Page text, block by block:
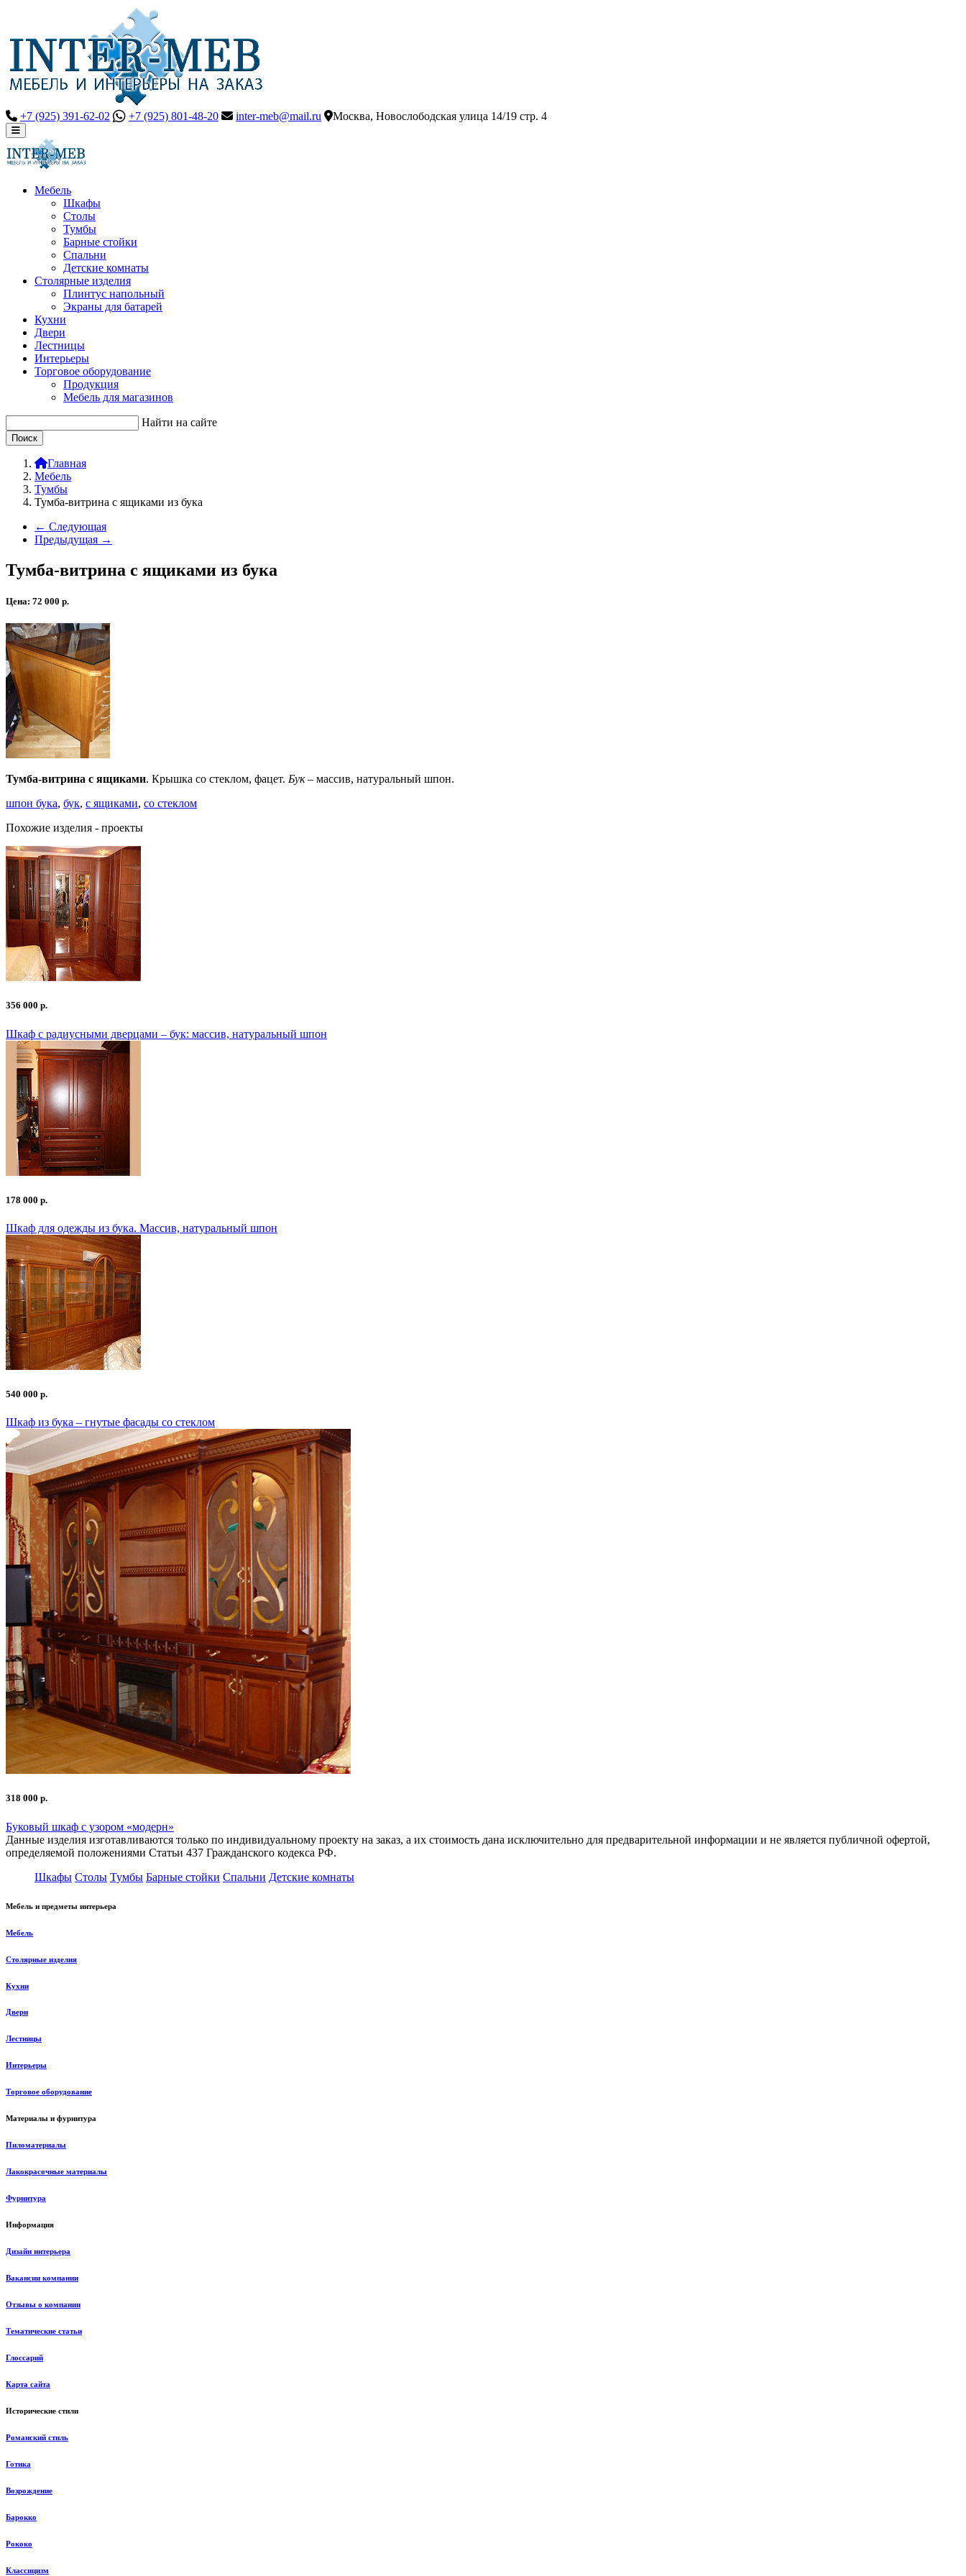
+7 (925) 391-62-02 +7 (925) 801-48-20 inter-meb@mail.ru Москва, Новослободская улица 14/19 стр. 4
Мебель
Шкафы
Столы
Тумбы
Барные стойки
Спальни
Детские комнаты
Столярные изделия
Плинтус напольный
Экраны для батарей
Кухни
Двери
Лестницы
Интерьеры
Торговое оборудование
Продукция
Мебель для магазинов
Найти на сайте
Главная
Мебель
Тумбы
Тумба-витрина с ящиками из бука
← Следующая
Предыдущая →
Тумба-витрина с ящиками из бука
Цена: 72 000 р.
Тумба-витрина с ящиками. Крышка со стеклом, фацет. Бук– массив, натуральный шпон.
шпон бука, бук, с ящиками, со стеклом
Похожие изделия - проекты
356 000 р.
Шкаф с радиусными дверцами – бук: массив, натуральный шпон
178 000 р.
Шкаф для одежды из бука. Массив, натуральный шпон
540 000 р.
Шкаф из бука – гнутые фасады со стеклом
318 000 р.
Буковый шкаф с узором «модерн»
Данные изделия изготавливаются только по индивидуальному проекту на заказ, а их стоимость дана исключительно для предварительной информации и не является публичной офертой,
определяемой положениями Статьи 437 Гражданского кодекса РФ.
Шкафы Столы Тумбы Барные стойки Спальни Детские комнаты
Мебель и предметы интерьера
Мебель
Столярные изделия
Кухни
Двери
Лестницы
Интерьеры
Торговое оборудование
Материалы и фурнитура
Пиломатериалы
Лакокрасочные материалы
Фурнитура
Информация
Дизайн интерьера
Вакансии компании
Отзывы о компании
Тематические статьи
Глоссарий
Карта сайта
Исторические стили
Романский стиль
Готика
Возрождение
Барокко
Рококо
Классицизм